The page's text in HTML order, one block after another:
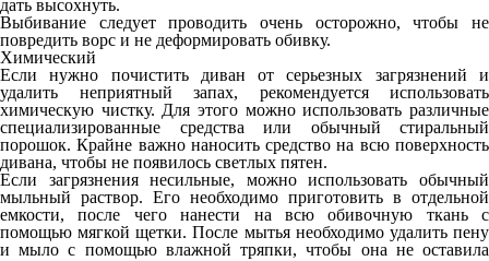
дать высохнуть.
Выбивание следует проводить очень осторожно, чтобы не
повредить ворс и не деформировать обивку.
Химический
Если нужно почистить диван от серьезных загрязнений и
удалить неприятный запах, рекомендуется использовать
химическую чистку. Для этого можно использовать различные
специализированные средства или обычный стиральный
порошок. Крайне важно наносить средство на всю поверхность
дивана, чтобы не появилось светлых пятен.
Если загрязнения несильные, можно использовать обычный
мыльный раствор. Его необходимо приготовить в отдельной
емкости, после чего нанести на всю обивочную ткань с
помощью мягкой щетки. После мытья необходимо удалить пену
и мыло с помощью влажной тряпки, чтобы она не оставила